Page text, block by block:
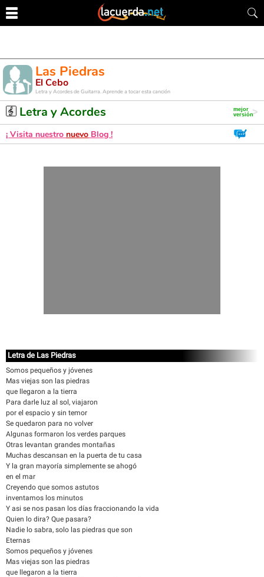
Las Piedras
El Cebo
Letra y Acordes de Guitarra. Aprende a tocar esta canción
Letra y Acordes
¡ Visita nuestro nuevo Blog !
Letra de Las Piedras
Somos pequeños y jóvenes
Mas viejas son las piedras
que llegaron a la tierra
Para darle luz al sol, viajaron
por el espacio y sin temor
Se quedaron para no volver
Algunas formaron los verdes parques
Otras levantan grandes montañas
Muchas descansan en la puerta de tu casa
Y la gran mayoría simplemente se ahogó
en el mar
Creyendo que somos astutos
inventamos los minutos
Y asi se nos pasan los días fraccionando la vida
Quien lo dira? Que pasara?
Nadie lo sabra, solo las piedras que son
Eternas
Somos pequeños y jóvenes
Mas viejas son las piedras
que llegaron a la tierra